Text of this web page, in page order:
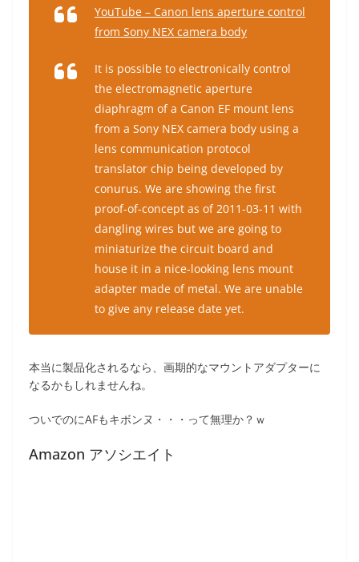
YouTube – Canon lens aperture control
from Sony NEX camera body
It is possible to electronically control
the electromagnetic aperture
diaphragm of a Canon EF mount lens
from a Sony NEX camera body using a
lens communication protocol
translator chip being developed by
conurus. We are showing the first
proof-of-concept as of 2011-03-11 with
dangling wires but we are going to
miniaturize the circuit board and
house it in a nice-looking lens mount
adapter made of metal. We are unable
to give any release date yet.
本当に製品化されるなら、画期的なマウントアダプターに
なるかもしれませんね。
ついでのにAFもキボンヌ・・・って無理か？ｗ
Amazon アソシエイト